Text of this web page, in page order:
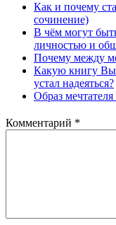
Как и почему
сочинение)
В чём могут
личностью и
Почему между
Какую книгу Вы
устал надеяться?
Образ
Комментарий *